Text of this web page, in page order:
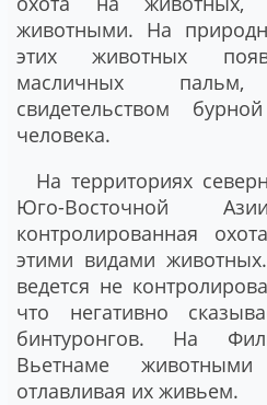
животными. На
этих животных
масличных
свидетельством
человека.
На территориях
Юго-Восточной
контролированная
этими видами
ведется не
что негативно
бинтуронгов. На
Вьетнаме
отлавливая их живьем.